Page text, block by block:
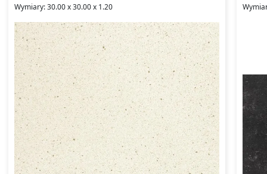
Wymiary: 30.00 x 30.00 x 1.20